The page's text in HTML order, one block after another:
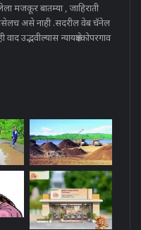
मजकूर बातम्या , जाहिराती
असे नाही .सदरील वेब चॅनेल
उद्भवील्यास न्यायक्षेत्रकोपरगाव